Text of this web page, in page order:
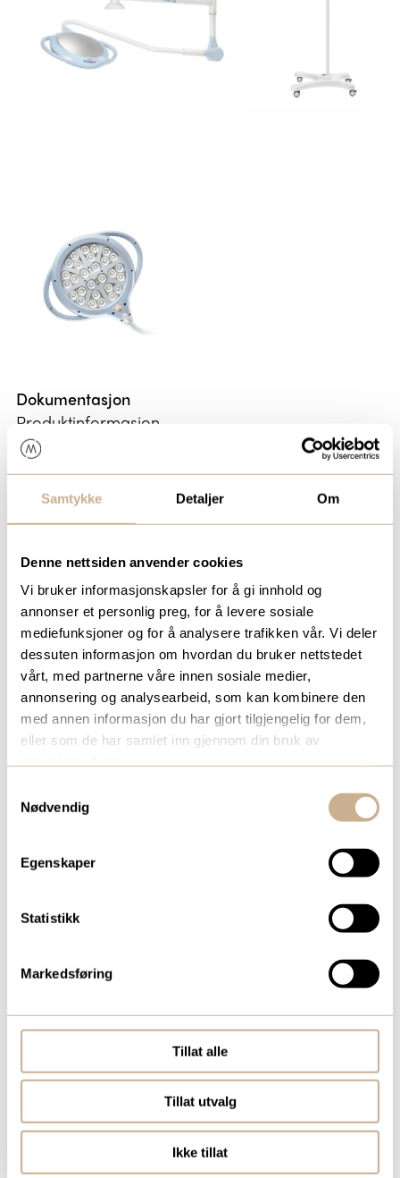
Samtykke Detaljer Om
Denne nettsiden anvender cookies
Vi bruker informasjonskapsler for å gi innhold og
annonser et personlig preg, for å levere sosiale
mediefunksjoner og for å analysere trafikken vår. Vi deler
dessuten informasjon om hvordan du bruker nettstedet
vårt, med partnerne våre innen sosiale medier,
annonsering og analysearbeid, som kan kombinere den
med annen informasjon du har gjort tilgjengelig for dem,
eller som de har samlet inn gjennom din bruk av
Nødvendig
Egenskaper
Statistikk
Markedsføring
Tillat alle
Tillat utvalg
Ikke tillat
Dokumentasjon
Produktinformasjon
Produktansvarlige
Produktspesialist Hospital
kaja.bakke@ortomedic.no